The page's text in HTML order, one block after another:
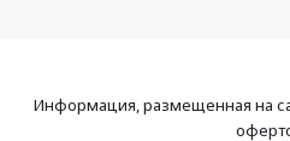
Информация, размещенная на